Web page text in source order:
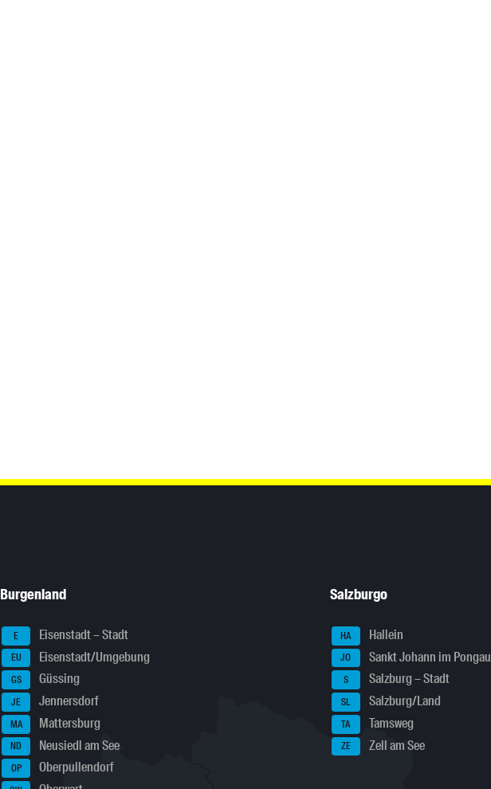
Burgenland
E Eisenstadt – Stadt
EU Eisenstadt/Umgebung
GS Güssing
JE Jennersdorf
MA Mattersburg
ND Neusiedl am See
OP Oberpullendorf
Salzburgo
HA Hallein
JO Sankt Johann im Pongau
S Salzburg – Stadt
SL Salzburg/Land
TA Tamsweg
ZE Zell am See